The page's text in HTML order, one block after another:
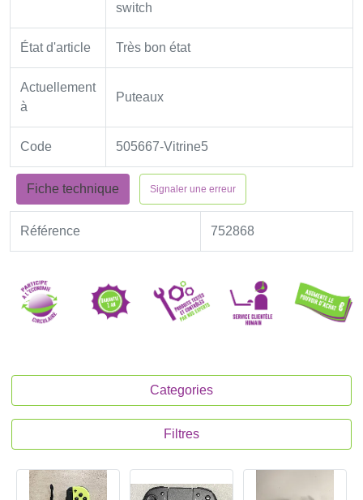
switch
État d'article Très bon état
Actuellement
à
Puteaux
Code 505667-Vitrine5
Fiche technique Signaler une erreur
Référence 752868
Categories
Filtres